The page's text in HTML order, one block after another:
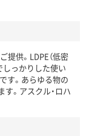
「
確認できます。
提供。LDPE（低密
しっかりした使い
す。あらゆる物の
。アスクル・ロハ